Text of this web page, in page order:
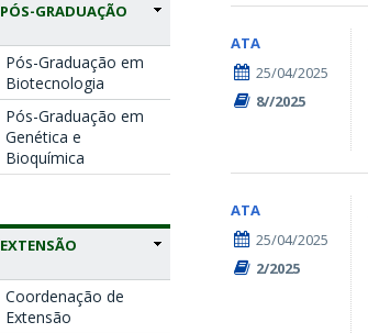
PÓS-GRADUAÇÃO
Pós-Graduação em
Biotecnologia
Pós-Graduação em
Genética e
Bioquímica
EXTENSÃO
Coordenação de
Extensão
ATA
25/04/2025
8//2025
ATA
25/04/2025
2/2025